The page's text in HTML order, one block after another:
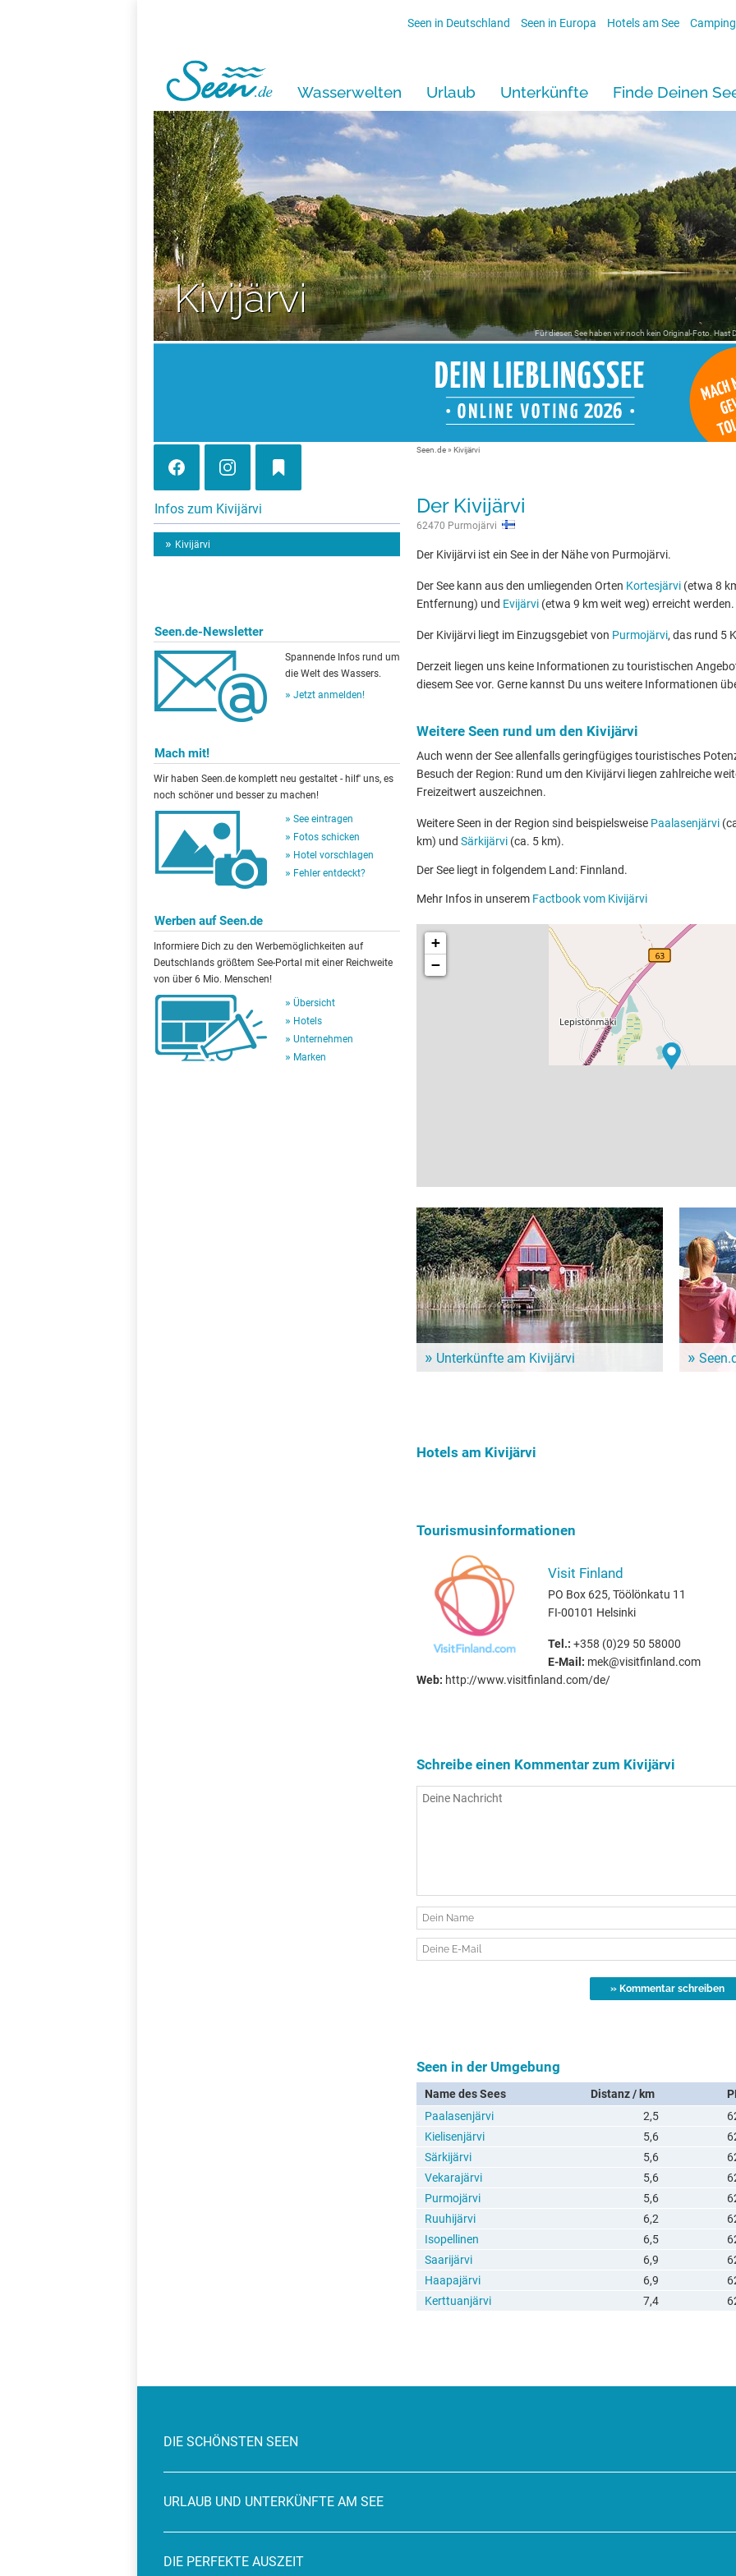
Seen in Deutschland Seen in Europa Hotels am See
Wasserwelten Urlaub Unterkünfte Finde Deinen
Kivijärvi
Für diesen See haben wir noch kein Original-Foto.
Infos zum Kivijärvi
Kivijärvi
Seen.de-Newsletter
Spannende Infos rund um
die Welt des Wassers.
Jetzt anmelden!
Mach mit!
Wir haben Seen.de komplett neu gestaltet - hilf' uns, es
noch schöner und besser zu machen!
See eintragen
Fotos schicken
Hotel vorschlagen
Fehler entdeckt?
Werben auf Seen.de
Informiere Dich zu den Werbemöglichkeiten auf
Deutschlands größtem See-Portal mit einer Reichweite
von über 6 Mio. Menschen!
Übersicht
Hotels
Unternehmen
Marken
Seen.de» Kivijärvi
Der Kivijärvi
62470 Purmojärvi
Der Kivijärvi ist ein See in der Nähe von Purmojärvi.
Der See kann aus den umliegenden Orten Kortesjärvi (etwa 8
Entfernung) und Evijärvi (etwa 9 km weit weg) erreicht werden.
Der Kivijärvi liegt im Einzugsgebiet von Purmojärvi, das rund 5
Derzeit liegen uns keine Informationen zu touristischen
diesem See vor. Gerne kannst Du uns weitere Informationen
Weitere Seen rund um den Kivijärvi
Auch wenn der See allenfalls geringfügiges touristisches
Besuch der Region: Rund um den Kivijärvi liegen zahlreiche
Freizeitwert auszeichnen.
Weitere Seen in der Region sind beispielsweise Paalasenjärvi
km) und Särkijärvi (ca. 5 km).
Der See liegt in folgendem Land: Finnland.
Mehr Infos in unserem Factbook vom Kivijärvi
+
−
Unterkünfte am Kivijärvi
Hotels am Kivijärvi
Tourismusinformationen
Visit Finland
PO Box 625, Töölönkatu 11
FI-00101 Helsinki
Tel.: +358 (0)29 50 58000
E-Mail: mek@visitfinland.com
Web: http://www.visitfinland.com/de/
Schreibe einen Kommentar zum Kivijärvi
Seen in der Umgebung
Name des Sees Distanz / km
Paalasenjärvi
2,5
Kielisenjärvi
5,6
Särkijärvi
5,6
Vekarajärvi
5,6
Purmojärvi
5,6
Ruuhijärvi
6,2
Isopellinen
6,5
Saarijärvi
6,9
Haapajärvi
6,9
Kerttuanjärvi
7,4
DIE SCHÖNSTEN SEEN
URLAUB UND UNTERKÜNFTE AM SEE
DIE PERFEKTE AUSZEIT